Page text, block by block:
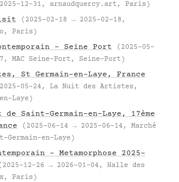
12-31, arnaudquercy.art, Paris)
(2025-02-18 → 2025-02-18,
Paris)
– Seine Port
(2025-05-
MAC Seine-Port, Seine-Port)
St Germain-en-Laye, France
05-24, La Nuit des Artistes,
Laye)
Saint-Germain-en-Laye, 17ème
(2025-06-14 → 2025-06-14, Marché
en-Laye)
– Metamorphose 2025–
12-26 → 2026-01-04, Halle des
Paris)